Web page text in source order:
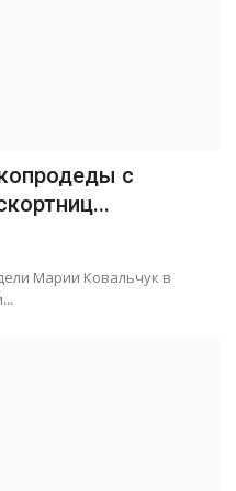
с
Марии Ковальчук в